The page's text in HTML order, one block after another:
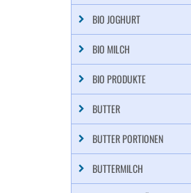
BIO JOGHURT
BIO MILCH
BIO PRODUKTE
BUTTER
BUTTER PORTIONEN
BUTTERMILCH